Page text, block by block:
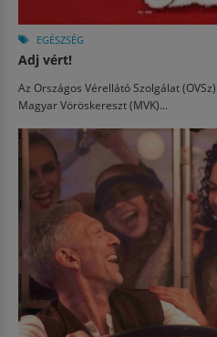
EGÉSZSÉG
Adj vért!
Az Országos Vérellátó Szolgálat
Magyar Vöröskereszt (MVK)...